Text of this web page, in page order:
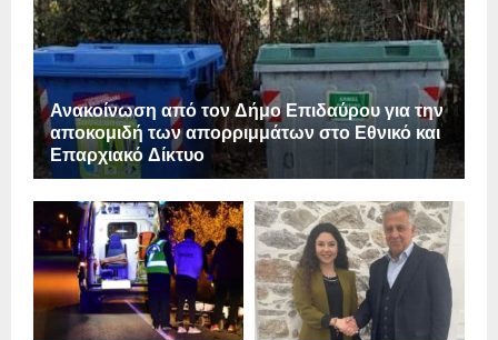
Ανακοίνωση από τον Δήμο Επιδαύρου για την
αποκομιδή των απορριμμάτων στο Εθνικό και
Επαρχιακό Δίκτυο